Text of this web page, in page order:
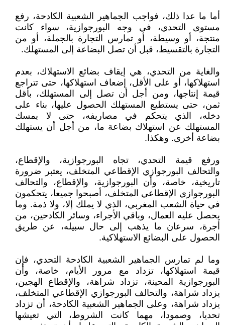
أما ما عدا ذلك، فواجب الجماهير الشعبية الكادحة، رفع
مستوى التحدي، في وجه البورجوازية، سواء كانت
منتجة، أو وسيطة، أو تمارس التجارة بالجملة، أو من
التجارة بالتقسيط، قبل أن تصل البضاعة إلى المستهلك.
والغاية من التحدي، هي إيقاف بضائع الاستهلاك، بعدم
استهلاكها، أو على الأقل، إضعاف استهلاكها، حتى تتراجع
قيمة إنتاجها، ومن أجل أن تصل إلى المستهلك، بأقل
ثمن، حتى يستطيع المستهلك الحصول عليها، بناء على
دخله، الذي يتحكم في مصاريفه، حتى لا يمسك
المستهلك عن استهلاك بضاعة ما، من أجل أن يستهلك
بضاعة أخرى. وهكذا.
ورفع قيمة التحدي، تجاه البورجوازية، والإقطاع،
والتحالف البورجوازي الإقطاعي المتخلف، يعتبر ضرورة
تاريخية، خاصة، وأن البورجوازية، والإقطاع، والتحالف
البورجوازي الإقطاعي المتخلف، أصبحوا جميعا، يتحكمون
في حياة الشعب المغربي، الذي لا يملك إلا، ولا ذمة. وما
يحصل عليه العمال، وباقي الأجراء، وسائر الكادحين، من
أجرة، سرعان ما يذهب إلى حال سبيله، عن طريق
الحصول على البضائع الاستهلاكية.
وما لم تمارس الجماهير الشعبية الكادحة التحدي، فإن
قيمة استهلاكها، تزداد مع مرور الأيام، خاصة، وأن
البورجوازية المحينة، تزداد شراهة، والإقطاع الهجين،
يزداد شراهة، والتحالف البورجوازي الإقطاعي المتخلف،
يزداد شراهة، وعلى الجماهير الشعبية الكادحة، أن تزداد
تحديا، وصمودا، مهما كانت الشروط، التي تعيشها